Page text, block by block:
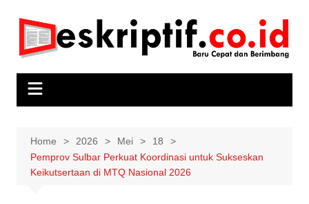
content
Home 2026 Mei
18
Pemprov Sulbar Perkuat Koordinasi untuk Sukseskan
Keikutsertaan di MTQ Nasional 2026